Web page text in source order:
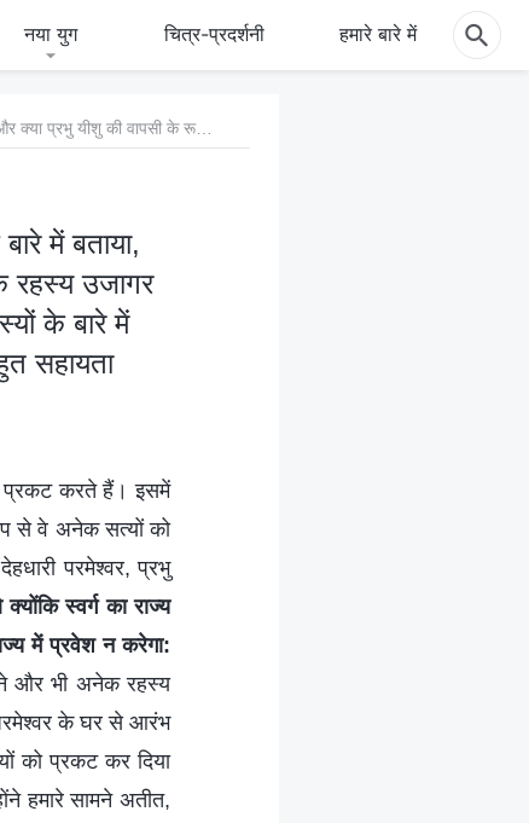
नया युग चित्र-प्रदर्शनी हमारे बारे में
में बताया,
रहस्य उजागर
के बारे में
सहायता
प्रकट करते हैं। इसमें
से वे अनेक सत्यों को
परमेश्वर, प्रभु
स्वर्ग का राज्य
में प्रवेश न करेगा:
और भी अनेक रहस्य
के घर से आरंभ
को प्रकट कर दिया
हमारे सामने अतीत,